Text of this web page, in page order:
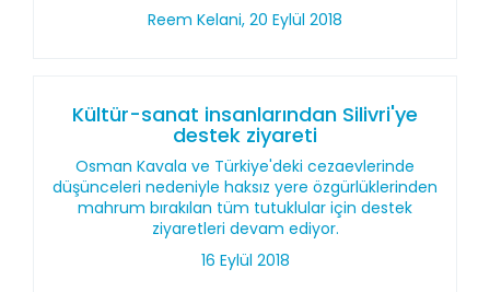
Reem Kelani, 20 Eylül 2018
Kültür-sanat insanlarından Silivri'ye
destek ziyareti
Osman Kavala ve Türkiye'deki cezaevlerinde
düşünceleri nedeniyle haksız yere özgürlüklerinden
mahrum bırakılan tüm tutuklular için destek
ziyaretleri devam ediyor.
16 Eylül 2018